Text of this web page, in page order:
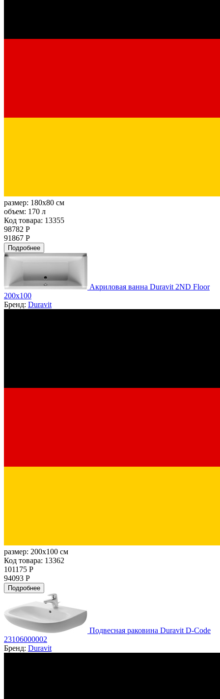
размер: 180x80 см
объем: 170 л
Код товара: 13355
98782 Р
91867 Р
Подробнее
Акриловая ванна Duravit 2ND Floor
200x100
Бренд: Duravit
размер: 200x100 см
Код товара: 13362
101175 Р
94093 Р
Подробнее
Подвесная раковина Duravit D-Code
23106000002
Бренд: Duravit